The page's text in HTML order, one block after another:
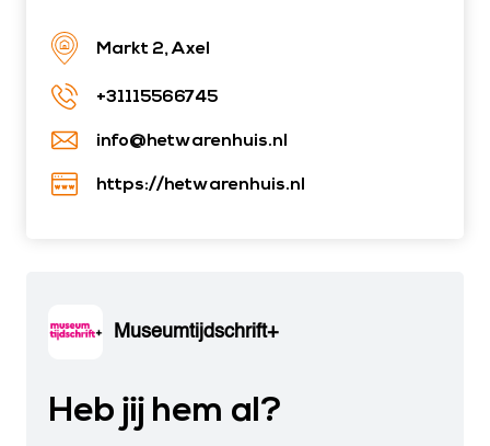
Markt 2, Axel
+31115566745
info@hetwarenhuis.nl
https://hetwarenhuis.nl
Museumtijdschrift+
Heb jij hem al?